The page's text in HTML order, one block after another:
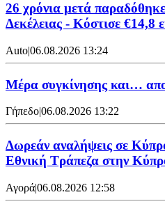
26 χρόνια μετά
Δεκέλειας - Κόστισε €14,8
Auto|06.08.2026 13:24
Mέρα συγκίνησης και…
Γήπεδο|06.08.2026 13:22
Δωρεάν αναλήψεις σε
Εθνική Τράπεζα στην
Αγορά|06.08.2026 12:58